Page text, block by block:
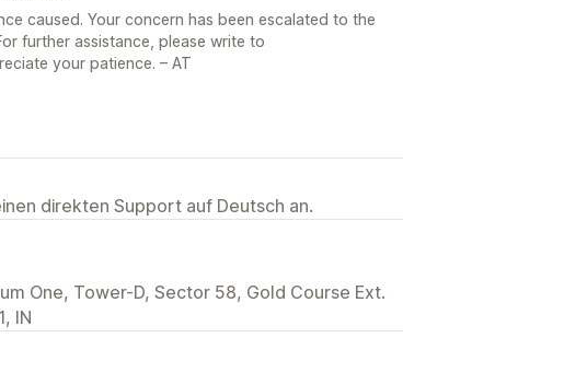
caused. Your concern has been escalated to the
further assistance, please write to
your patience. – AT
direkten Support auf Deutsch an.
One, Tower-D, Sector 58, Gold Course Ext.
IN